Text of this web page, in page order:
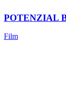
POTENZIAL
Film